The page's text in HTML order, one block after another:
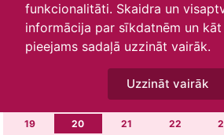
funkcionalitāti. Skaidra un
informācija par sīkdatnēm un
pieejams sadaļā uzzināt vairāk.
Uzzināt vairāk
O T
7 8
14 15
19
20 21 22